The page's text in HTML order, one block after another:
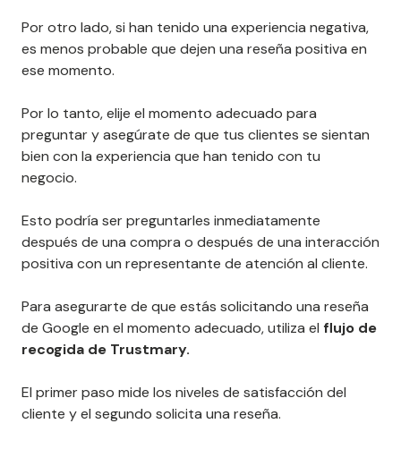
Por otro lado, si han tenido una experiencia negativa,
es menos probable que dejen una reseña positiva en
ese momento.
Por lo tanto, elije el momento adecuado para
preguntar y asegúrate de que tus clientes se sientan
bien con la experiencia que han tenido con tu
negocio.
Esto podría ser preguntarles inmediatamente
después de una compra o después de una interacción
positiva con un representante de atención al cliente.
Para asegurarte de que estás solicitando una reseña
de Google en el momento adecuado, utiliza el flujo de
recogida de Trustmary.
El primer paso mide los niveles de satisfacción del
cliente y el segundo solicita una reseña.